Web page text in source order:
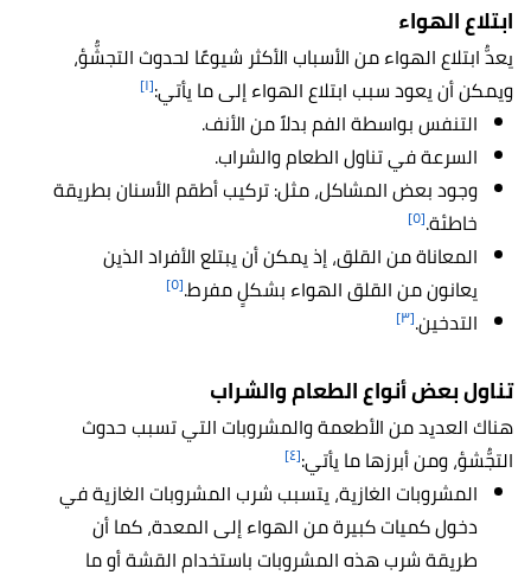
ابتلاع الهواء
يعدُّ ابتلاع الهواء من الأسباب الأكثر شيوعًا لحدوث التجشُّؤ،
ويمكن أن يعود سبب ابتلاع الهواء إلى ما يأتي:[١]
التنفس بواسطة الفم بدلاً من الأنف.
السرعة في تناول الطعام والشراب.
وجود بعض المشاكل، مثل: تركيب أطقم الأسنان بطريقة
خاطئة.[٥]
المعاناة من القلق، إذ يمكن أن يبتلع الأفراد الذين
يعانون من القلق الهواء بشكلٍ مفرط.[٥]
التدخين.[٣]
تناول بعض أنواع الطعام والشراب
هناك العديد من الأطعمة والمشروبات التي تسبب حدوث
التجُّشؤ، ومن أبرزها ما يأتي:[٤]
المشروبات الغازية، يتسبب شرب المشروبات الغازية في
دخول كميات كبيرة من الهواء إلى المعدة، كما أن
طريقة شرب هذه المشروبات باستخدام القشة أو ما